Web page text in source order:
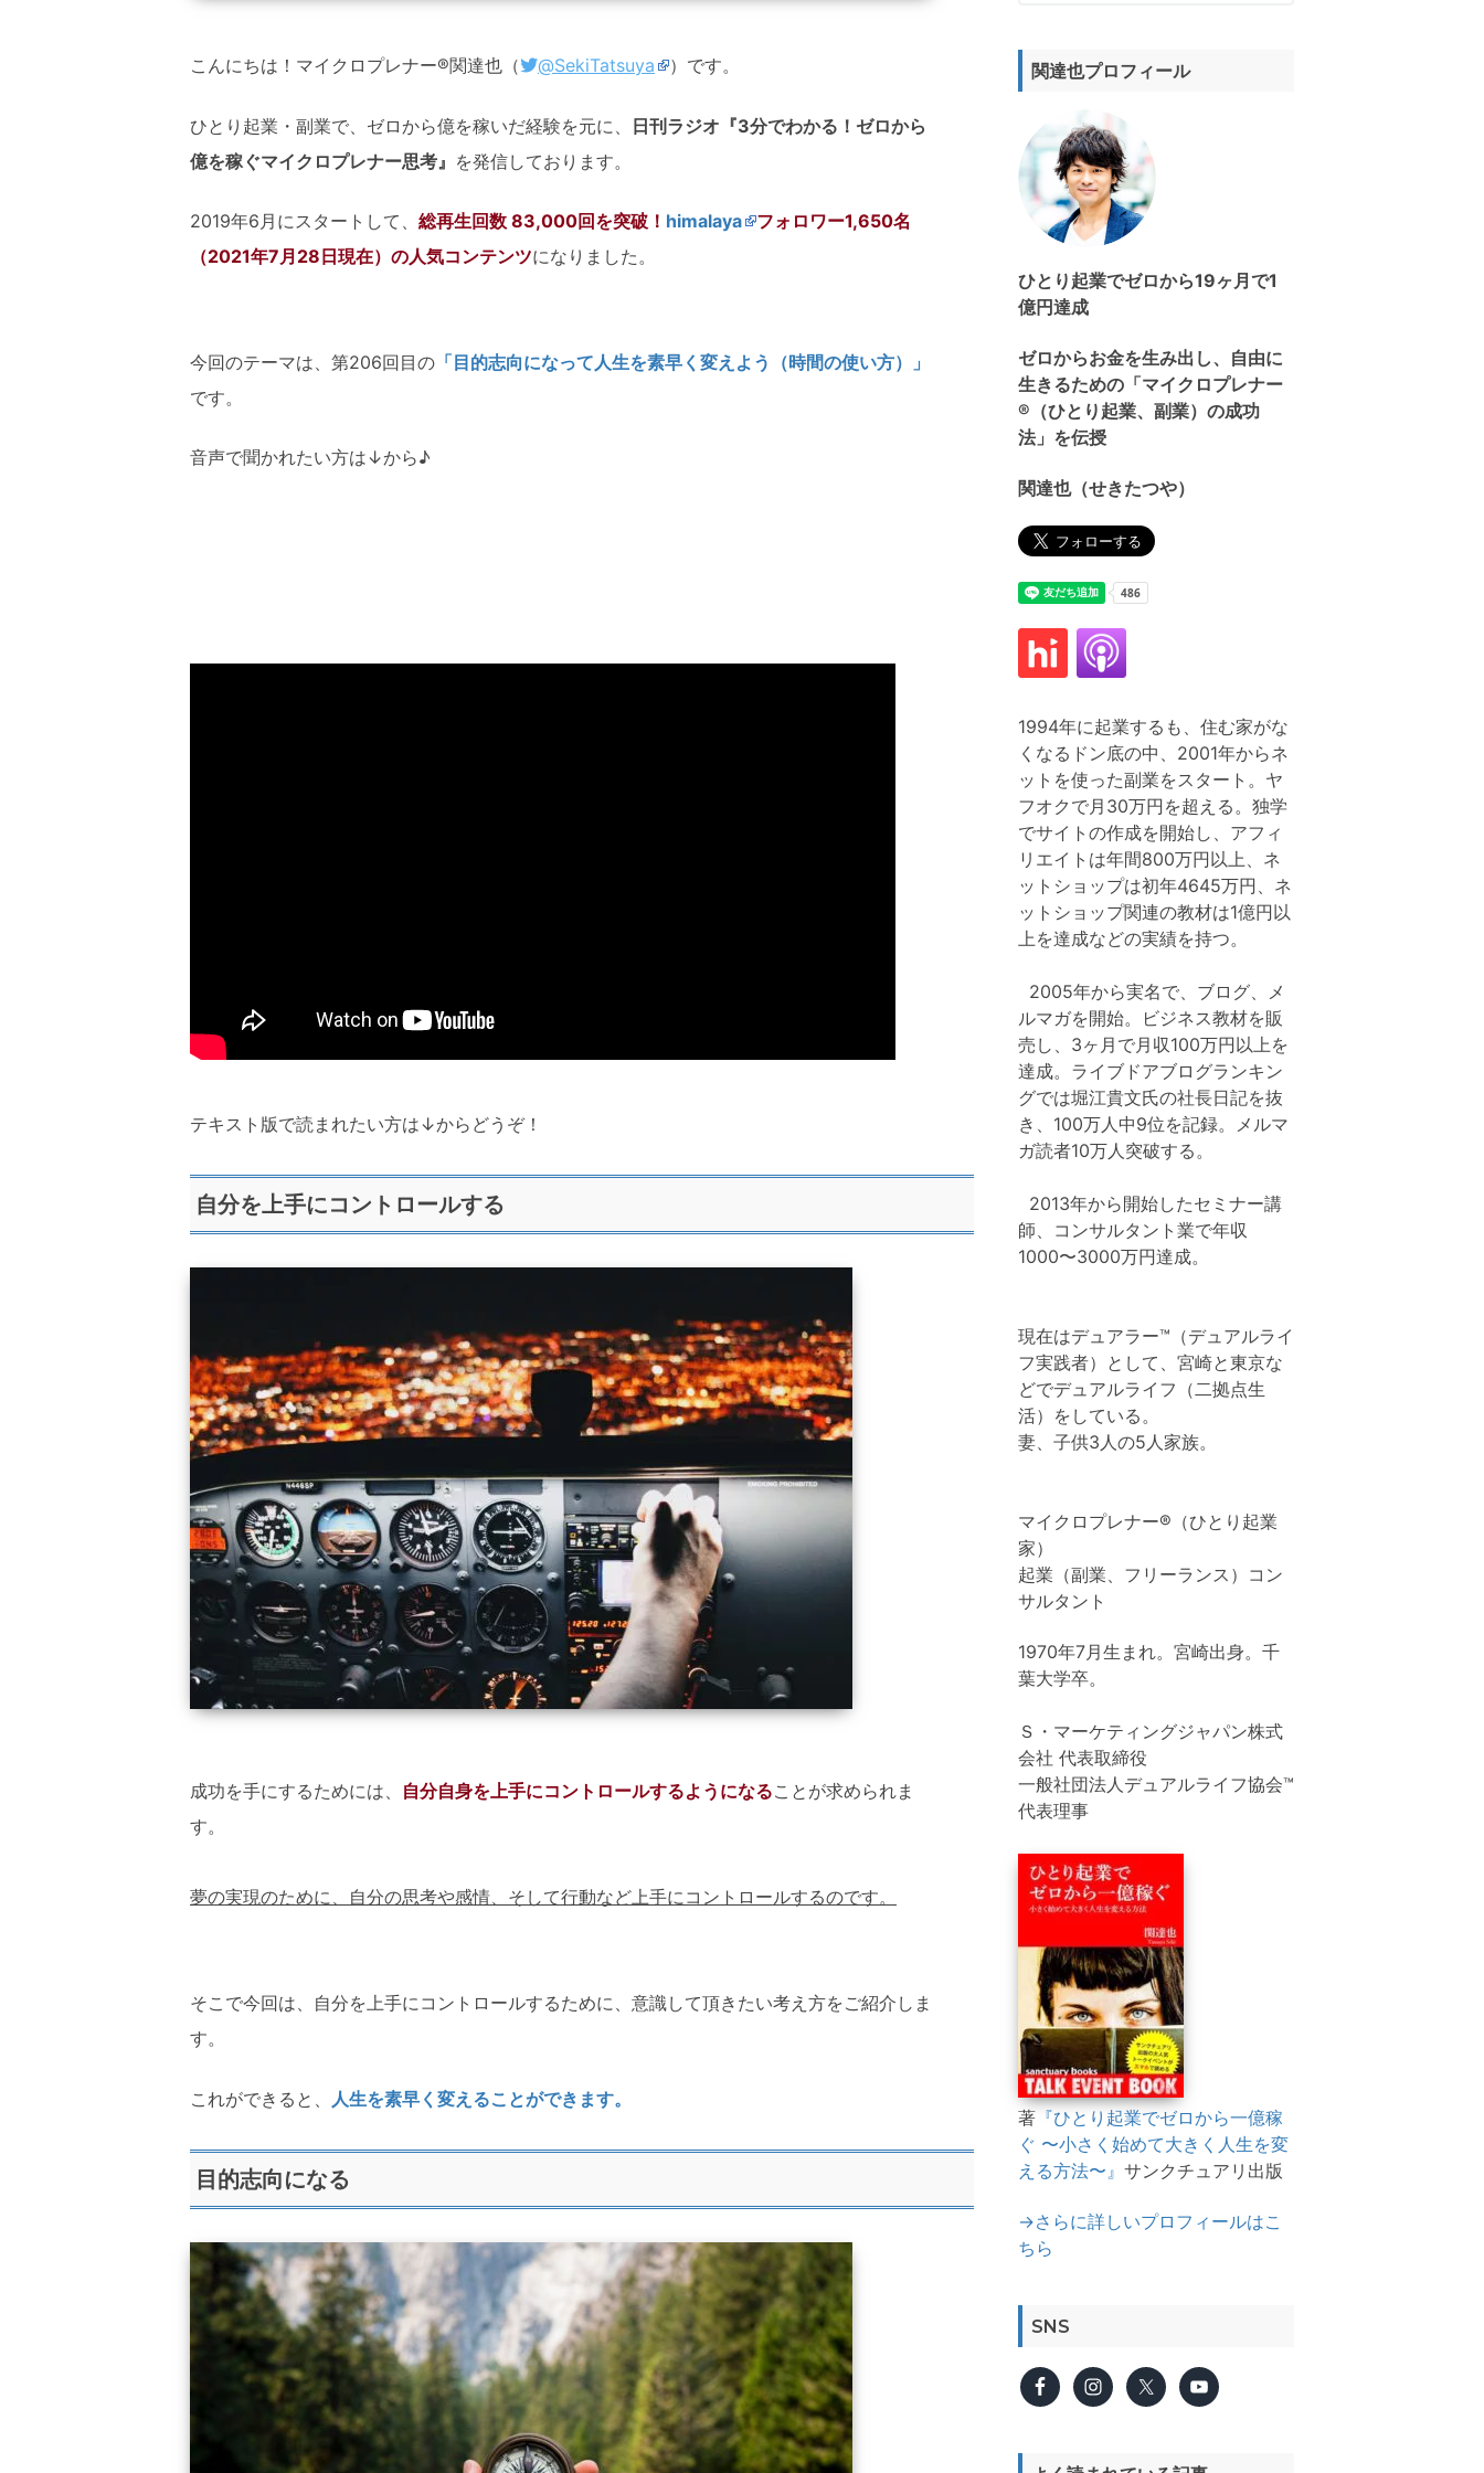
こんにちは！マイクロプレナー®関達也（ @SekiTatsuya ）です。
ひとり起業・副業で、ゼロから億を稼いだ経験を元に、 日刊ラジオ 『3分でわかる！ゼロから
億を稼ぐマイクロプレナー思考』 を発信しております。
2019年6月にスタートして、 総再生回数 83,000回を突破！ himalaya
フォロワー1,650名
（2021年7月28日現在）の人気コンテンツになりました。
今回のテーマは、第206回目の 「目的志向になって人生を素早く変えよう（時間の使い方）」
です。
音声で聞かれたい方は↓から♪
テキスト版で読まれたい方は↓からどうぞ！
自分を上手にコントロールする
成功を手にするためには、 自分自身を上手にコントロールするようになることが求められま
す。
夢の実現のために、自分の思考や感情、そして行動など上手にコントロールするのです。
そこで今回は、自分を上手にコントロールするために、意識して頂きたい考え方をご紹介しま
す。
これができると、 人生を素早く変えることができます。
目的志向になる
ト
を
索
す
る
関達也プロフィール
ひとり起業でゼロから19ヶ月で1
億円達成
ゼロからお金を生み出し、自由に
生きるための「マイクロプレナー
®（ひとり起業、副業）の成功
法」を伝授
関達也（せきたつや）
1994年に起業するも、住む家がな
くなるドン底の中、2001年からネ
ットを使った副業をスタート。ヤ
フオクで月30万円を超える。独学
でサイトの作成を開始し、アフィ
リエイトは年間800万円以上、ネ
ットショップは初年4645万円、ネ
ットショップ関連の教材は1億円以
上を達成などの実績を持つ。
2005年から実名で、ブログ、メ
ルマガを開始。ビジネス教材を販
売し、3ヶ月で月収100万円以上を
達成。ライブドアブログランキン
グでは堀江貴文氏の社長日記を抜
き、100万人中9位を記録。メルマ
ガ読者10万人突破する。
2013年から開始したセミナー講
師、コンサルタント業で年収
1000〜3000万円達成。
現在はデュアラー™（デュアルライ
フ実践者）として、宮崎と東京な
どでデュアルライフ（二拠点生
活）をしている。
妻、子供3人の5人家族。
マイクロプレナー®（ひとり起業
家）
起業（副業、フリーランス）コン
サルタント
1970年7月生まれ。宮崎出身。千
葉大学卒。
Ｓ・マーケティングジャパン株式
会社 代表取締役
一般社団法人デュアルライフ協会™
代表理事
著 『ひとり起業でゼロから一億稼
ぐ 〜小さく始めて大きく人生を変
える方法〜』 サンクチュアリ出版
→さらに詳しいプロフィールはこ
ちら
SNS